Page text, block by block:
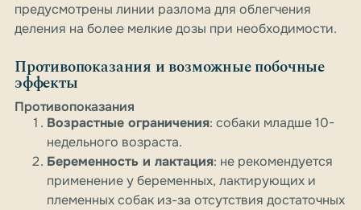
предусмотрены линии разлома для облегчения
деления на более мелкие дозы при необходимости.
Противопоказания и возможные побочные
эффекты
Противопоказания
Возрастные ограничения: собаки младше 10-
недельного возраста.
Беременность и лактация: не рекомендуется
применение у беременных, лактирующих и
племенных собак из-за отсутствия достаточных